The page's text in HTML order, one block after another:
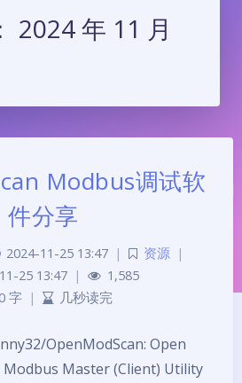
2024 年 11 月
Modbus调试软
件分享
2024-11-25 13:47 | 资源 |
25 13:47
|
1,585
字 | 几秒读完
OpenModScan: Open
Modbus Master (Client) Utility